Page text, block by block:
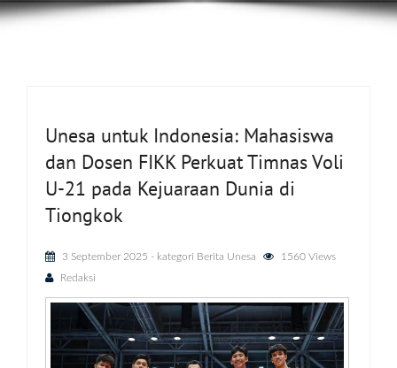
Unesa untuk Indonesia: Mahasiswa
dan Dosen FIKK Perkuat Timnas Voli
U-21 pada Kejuaraan Dunia di
Tiongkok
3 September 2025 - kategori Berita Unesa
1560 Views
Redaksi